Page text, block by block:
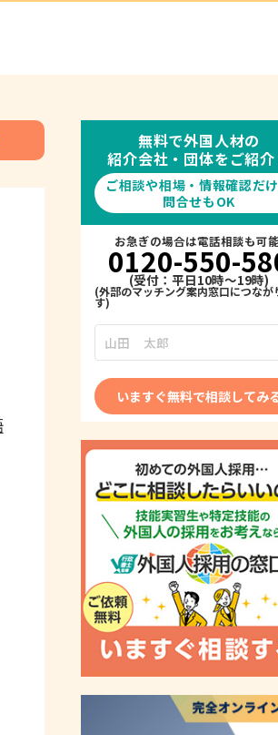
無料で外国人材の
紹介会社・団体をご紹介
ご相談や相場・情報確認だ
問合せもOK
お急ぎの場合は電話相談も可
0120-550-
(受付：平日10時～19時)
いますぐ無料で相談してみ